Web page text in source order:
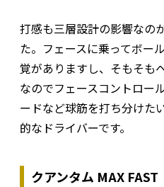
打感も三層設計の影響なの
た。フェースに乗ってボー
覚がありますし、そもそも
なのでフェースコントロー
ードなど球筋を打ち分けた
的なドライバーです。
クアンタム MAX FAST